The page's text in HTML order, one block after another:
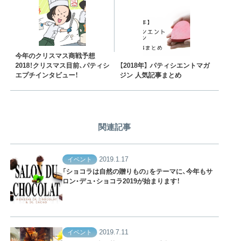
今年のクリスマス商戦予想
2018！クリスマス目前、パティシ
エプチインタビュー！
【2018年】 パティシエントマガ
ジン 人気記事まとめ
関連記事
イベント
2019.1.17
「ショコラは自然の贈りもの」をテーマに、今年もサ
ロン・デュ・ショコラ2019が始まります！
イベント
2019.7.11